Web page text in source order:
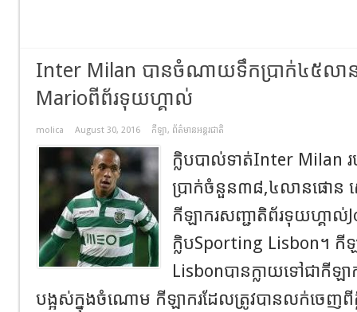
Inter Milan បានចំណាយទឹកប្រាក់៤៥លា
Marioពីព័រទុយហ្គាល់
molica August 30, 2016 កីឡា, ព័ត៌មានអន្តរជាតិ
ក្លិបបាល់ទាត់Inter
ប្រាក់ចំនួន៣៨,៤លានផោន
កីឡាករសញ្ជាតិព័រទុយហ្គាល់
ក្លិបSporting Lisbon។ កី
Lisbonបានក្លាយទៅជាកីឡាក
បង្អស់ក្នុងចំណោម កីឡាករដែលត្រូវបានលក់ចេញពីក្